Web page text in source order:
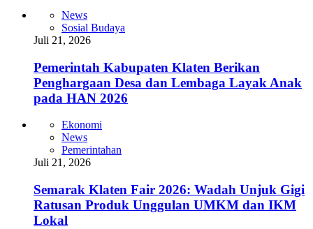
News
Sosial Budaya
Juli 21, 2026
Pemerintah Kabupaten Klaten Berikan
Penghargaan Desa dan Lembaga Layak Anak
pada HAN 2026
Ekonomi
News
Pemerintahan
Juli 21, 2026
Semarak Klaten Fair 2026: Wadah Unjuk Gigi
Ratusan Produk Unggulan UMKM dan IKM
Lokal